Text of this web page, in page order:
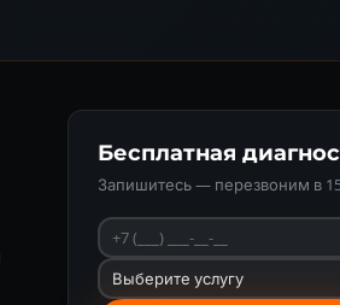
Бесплатная
Запишитесь — перезвоним в